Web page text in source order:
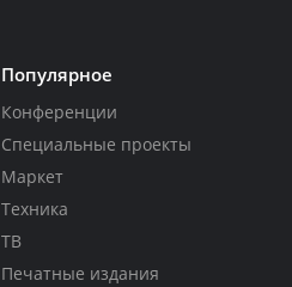
Популярное
Конференции
Специальные проекты
Маркет
Техника
ТВ
Печатные издания